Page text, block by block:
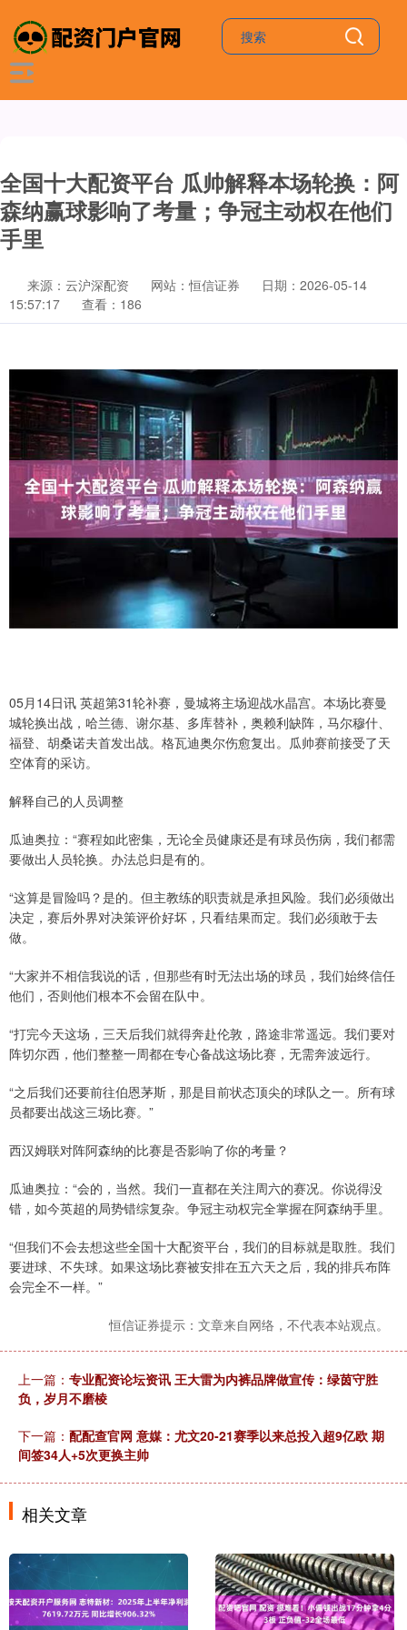
全国十大配资平台 瓜帅解释本场轮换：阿
森纳赢球影响了考量；争冠主动权在他们
手里
来源：云沪深配资 网站：恒信证券
日期：2026-05-14
15:57:17
查看：186
05月14日讯 英超第31轮补赛，曼城将主场迎战水晶宫。本场比赛曼
城轮换出战，哈兰德、谢尔基、多库替补，奥赖利缺阵，马尔穆什、
福登、胡桑诺夫首发出战。格瓦迪奥尔伤愈复出。瓜帅赛前接受了天
空体育的采访。
解释自己的人员调整
瓜迪奥拉：“赛程如此密集，无论全员健康还是有球员伤病，我们都需
要做出人员轮换。办法总归是有的。
“这算是冒险吗？是的。但主教练的职责就是承担风险。我们必须做出
决定，赛后外界对决策评价好坏，只看结果而定。我们必须敢于去
做。
“大家并不相信我说的话，但那些有时无法出场的球员，我们始终信任
他们，否则他们根本不会留在队中。
“打完今天这场，三天后我们就得奔赴伦敦，路途非常遥远。我们要对
阵切尔西，他们整整一周都在专心备战这场比赛，无需奔波远行。
“之后我们还要前往伯恩茅斯，那是目前状态顶尖的球队之一。所有球
员都要出战这三场比赛。”
西汉姆联对阵阿森纳的比赛是否影响了你的考量？
瓜迪奥拉：“会的，当然。我们一直都在关注周六的赛况。你说得没
错，如今英超的局势错综复杂。争冠主动权完全掌握在阿森纳手里。
“但我们不会去想这些全国十大配资平台，我们的目标就是取胜。我们
要进球、不失球。如果这场比赛被安排在五六天之后，我的排兵布阵
会完全不一样。”
恒信证券提示：文章来自网络，不代表本站观点。
上一篇： 专业配资论坛资讯 王大雷为内裤品牌做宣传：绿茵守胜
负，岁月不磨棱
下一篇： 配配查官网 意媒：尤文20-21赛季以来总投入超9亿欧 期
间签34人+5次更换主帅
相关文章